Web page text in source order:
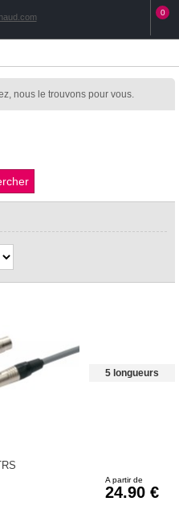
0
nous le trouvons pour vous.
5 longueurs
A partir de
24.90